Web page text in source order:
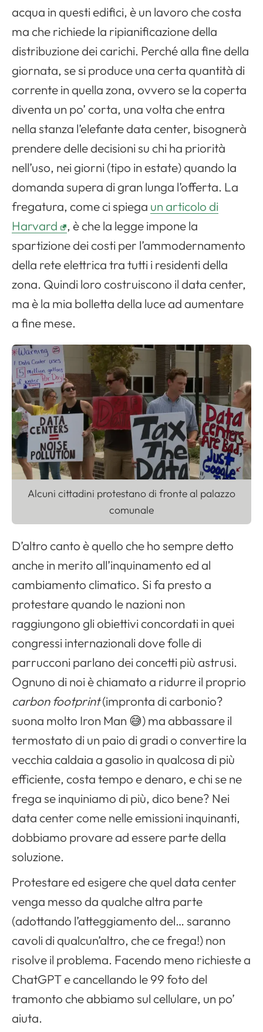
acqua in questi edifici, è un lavoro che costa
ma che richiede la ripianificazione della
distribuzione dei carichi. Perché alla fine della
giornata, se si produce una certa quantità di
corrente in quella zona, ovvero se la coperta
diventa un po’ corta, una volta che entra
nella stanza l’elefante data center, bisognerà
prendere delle decisioni su chi ha priorità
nell’uso, nei giorni (tipo in estate) quando la
domanda supera di gran lunga l’offerta. La
fregatura, come ci spiega un articolo di
Harvard
, è che la legge impone la
spartizione dei costi per l’ammodernamento
della rete elettrica tra tutti i residenti della
zona. Quindi loro costruiscono il data center,
ma è la mia bolletta della luce ad aumentare
a fine mese.
Alcuni cittadini protestano di fronte al palazzo
comunale
D’altro canto è quello che ho sempre detto
anche in merito all’inquinamento ed al
cambiamento climatico. Si fa presto a
protestare quando le nazioni non
raggiungono gli obiettivi concordati in quei
congressi internazionali dove folle di
parrucconi parlano dei concetti più astrusi.
Ognuno di noi è chiamato a ridurre il proprio
carbon footprint(impronta di carbonio?
suona molto Iron Man 😅) ma abbassare il
termostato di un paio di gradi o convertire la
vecchia caldaia a gasolio in qualcosa di più
efficiente, costa tempo e denaro, e chi se ne
frega se inquiniamo di più, dico bene? Nei
data center come nelle emissioni inquinanti,
dobbiamo provare ad essere parte della
soluzione.
Protestare ed esigere che quel data center
venga messo da qualche altra parte
(adottando l’atteggiamento del… saranno
cavoli di qualcun’altro, che ce frega!) non
risolve il problema. Facendo meno richieste a
ChatGPT e cancellando le 99 foto del
tramonto che abbiamo sul cellulare, un po’
aiuta.
Apri il menu di navigazione